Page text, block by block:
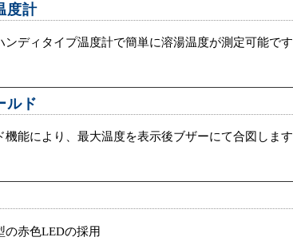
度計
ンディタイプ温度計で簡単に溶湯温度が測定可能です
ルド
機能により、最大温度を表示後ブザーにて合図します
の赤色LEDの採用